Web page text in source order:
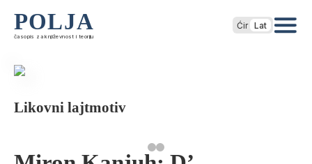
POLJA
časopis za književnost i teoriju
Ćir Lat
Likovni lajtmotiv